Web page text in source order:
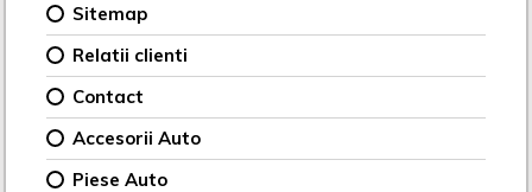
Sitemap
Relatii clienti
Contact
Accesorii Auto
Piese Auto